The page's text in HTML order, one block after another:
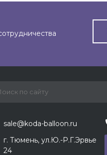
sale@koda-balloon.ru
г. Тюмень, ул.Ю.-Р.Г.Эрвье
24